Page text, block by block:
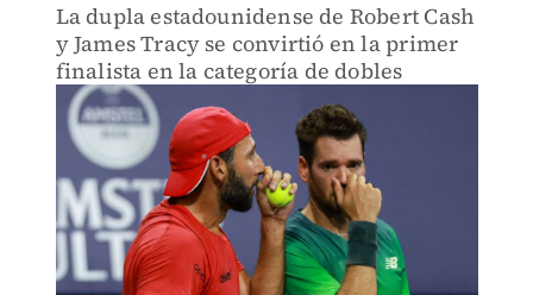
La dupla estadounidense de Robert Cash
y James Tracy se convirtió en la primer
finalista en la categoría de dobles